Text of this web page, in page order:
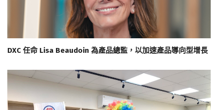
DXC 任命 Lisa Beaudoin 為產品總監，以加速產品導向型增長